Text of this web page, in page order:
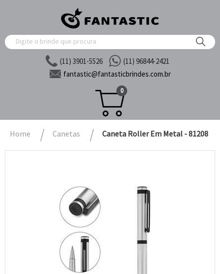
(11) 3901-5526
(11) 96844-2421
fantastic@fantasticbrindes.com.br
0
Home Canetas Caneta Roller Em Metal - 81208